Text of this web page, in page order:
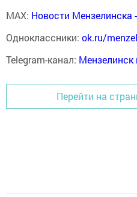
MAX: Новости Мензелинска
Одноклассники: ok.ru/
Telegram-канал:
Перейти на